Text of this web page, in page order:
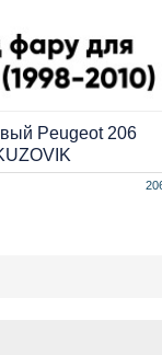
Peugeot 206